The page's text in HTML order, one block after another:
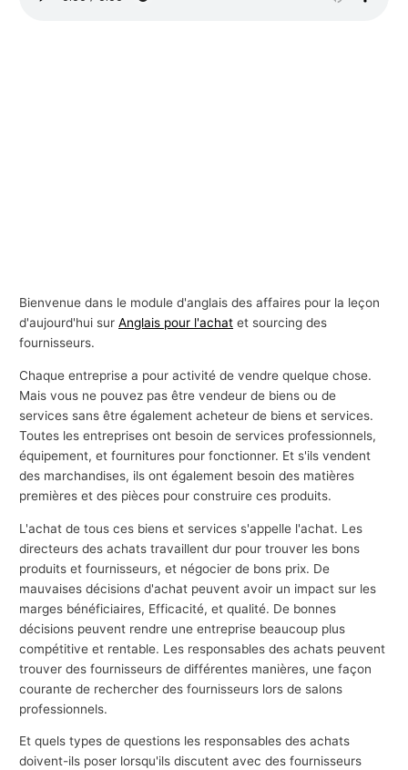
Bienvenue dans le module d'anglais des affaires pour la leçon
d'aujourd'hui surAnglais pour l'achat et sourcing des
fournisseurs.
Chaque entreprise a pour activité de vendre quelque chose.
Mais vous ne pouvez pas être vendeur de biens ou de
services sans être également acheteur de biens et services.
Toutes les entreprises ont besoin de services professionnels,
équipement, et fournitures pour fonctionner. Et s'ils vendent
des marchandises, ils ont également besoin des matières
premières et des pièces pour construire ces produits.
L'achat de tous ces biens et services s'appelle l'achat. Les
directeurs des achats travaillent dur pour trouver les bons
produits et fournisseurs, et négocier de bons prix. De
mauvaises décisions d'achat peuvent avoir un impact sur les
marges bénéficiaires, Efficacité, et qualité. De bonnes
décisions peuvent rendre une entreprise beaucoup plus
compétitive et rentable. Les responsables des achats peuvent
trouver des fournisseurs de différentes manières, une façon
courante de rechercher des fournisseurs lors de salons
professionnels.
Et quels types de questions les responsables des achats
doivent-ils poser lorsqu'ils discutent avec des fournisseurs